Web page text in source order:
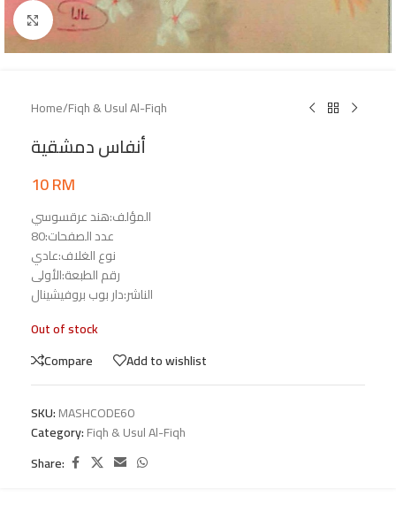
Click to enlarge
Home/Fiqh & Usul Al-Fiqh
أنفاس دمشقية
10RM
المؤلف:هند عرقسوسي
عدد الصفحات:80
نوع الغلاف:عادي
رقم الطبعة:الأولى
الناشر:دار بوب بروفيشينال
Out of stock
Compare
Add to wishlist
SKU:MASHCODE60
Category:Fiqh & Usul Al-Fiqh
Share: